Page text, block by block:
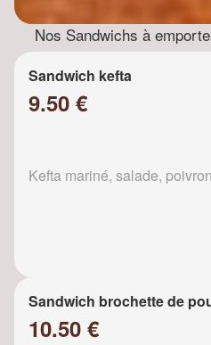
Nos Sandwichs à
Sandwich kefta
9.50 €
Kefta mariné, salade,
Sandwich brochette de
10.50 €